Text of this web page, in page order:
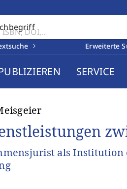
Erweiterte
SERVICE
als Institution